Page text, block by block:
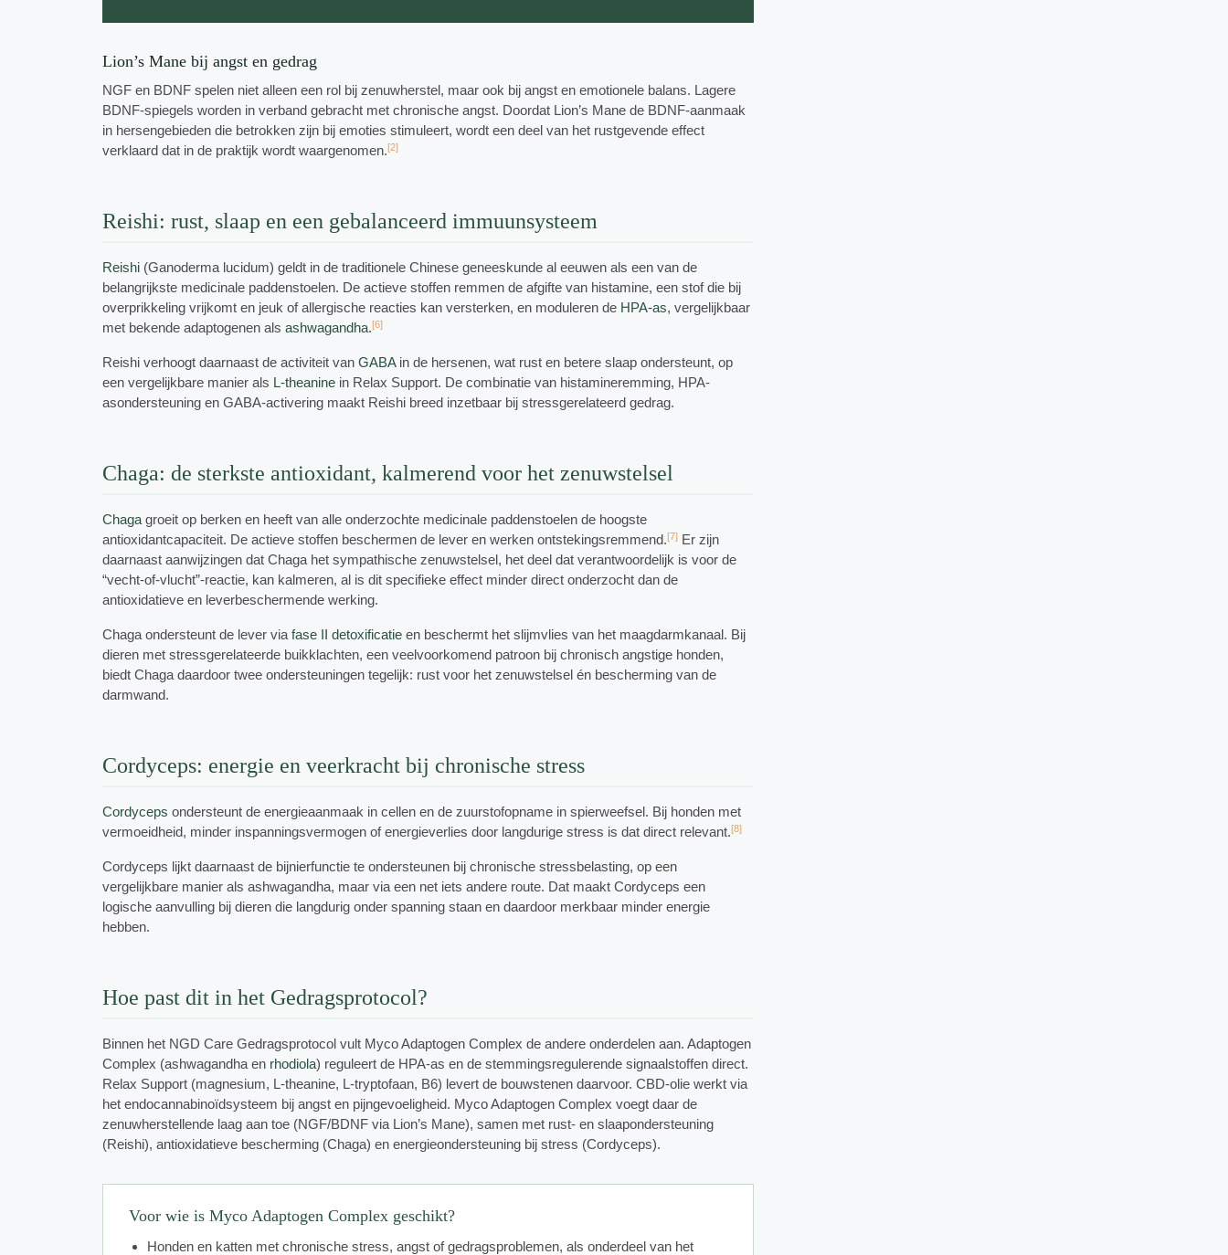
Lion’s Mane bij angst en gedrag
NGF en BDNF spelen niet alleen een rol bij zenuwherstel, maar ook bij angst en emotionele balans. Lagere
BDNF-spiegels worden in verband gebracht met chronische angst. Doordat Lion’s Mane de BDNF-aanmaak
in hersengebieden die betrokken zijn bij emoties stimuleert, wordt een deel van het rustgevende effect
verklaard dat in de praktijk wordt waargenomen.[2]
Reishi: rust, slaap en een gebalanceerd immuunsysteem
Reishi (Ganoderma lucidum) geldt in de traditionele Chinese geneeskunde al eeuwen als een van de
belangrijkste medicinale paddenstoelen. De actieve stoffen remmen de afgifte van histamine, een stof die bij
overprikkeling vrijkomt en jeuk of allergische reacties kan versterken, en moduleren de HPA-as, vergelijkbaar
met bekende adaptogenen als ashwagandha.[6]
Reishi verhoogt daarnaast de activiteit van GABAin de hersenen, wat rust en betere slaap ondersteunt, op
een vergelijkbare manier als L-theanine in Relax Support. De combinatie van histamineremming, HPA-
asondersteuning en GABA-activering maakt Reishi breed inzetbaar bij stressgerelateerd gedrag.
Chaga: de sterkste antioxidant, kalmerend voor het zenuwstelsel
Chagagroeit op berken en heeft van alle onderzochte medicinale paddenstoelen de hoogste
antioxidantcapaciteit. De actieve stoffen beschermen de lever en werken ontstekingsremmend.[7] Er zijn
daarnaast aanwijzingen dat Chaga het sympathische zenuwstelsel, het deel dat verantwoordelijk is voor de
“vecht-of-vlucht”-reactie, kan kalmeren, al is dit specifieke effect minder direct onderzocht dan de
antioxidatieve en leverbeschermende werking.
Chaga ondersteunt de lever viafase II detoxificatie en beschermt het slijmvlies van het maagdarmkanaal. Bij
dieren met stressgerelateerde buikklachten, een veelvoorkomend patroon bij chronisch angstige honden,
biedt Chaga daardoor twee ondersteuningen tegelijk: rust voor het zenuwstelsel én bescherming van de
darmwand.
Cordyceps: energie en veerkracht bij chronische stress
Cordyceps ondersteunt de energieaanmaak in cellen en de zuurstofopname in spierweefsel. Bij honden met
vermoeidheid, minder inspanningsvermogen of energieverlies door langdurige stress is dat direct relevant.[8]
Cordyceps lijkt daarnaast de bijnierfunctie te ondersteunen bij chronische stressbelasting, op een
vergelijkbare manier als ashwagandha, maar via een net iets andere route. Dat maakt Cordyceps een
logische aanvulling bij dieren die langdurig onder spanning staan en daardoor merkbaar minder energie
hebben.
Hoe past dit in het Gedragsprotocol?
Binnen het NGD Care Gedragsprotocol vult Myco Adaptogen Complex de andere onderdelen aan. Adaptogen
Complex (ashwagandha en rhodiola) reguleert de HPA-as en de stemmingsregulerende signaalstoffen direct.
Relax Support (magnesium, L-theanine, L-tryptofaan, B6) levert de bouwstenen daarvoor. CBD-olie werkt via
het endocannabinoïdsysteem bij angst en pijngevoeligheid. Myco Adaptogen Complex voegt daar de
zenuwherstellende laag aan toe (NGF/BDNF via Lion’s Mane), samen met rust- en slaapondersteuning
(Reishi), antioxidatieve bescherming (Chaga) en energieondersteuning bij stress (Cordyceps).
Voor wie is Myco Adaptogen Complex geschikt?
Honden en katten met chronische stress, angst of gedragsproblemen, als onderdeel van het